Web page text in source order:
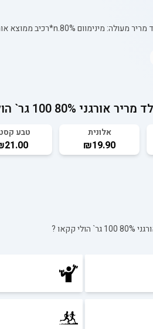
אורגני 80% 100 גר` הולי קקאו
אלונית
₪19.90
טבע
קקאו ?